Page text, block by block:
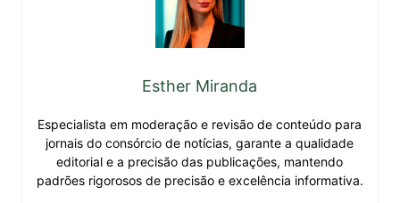
Esther Miranda
Especialista em moderação e revisão de conteúdo para
jornais do consórcio de notícias, garante a qualidade
editorial e a precisão das publicações, mantendo
padrões rigorosos de precisão e excelência informativa.